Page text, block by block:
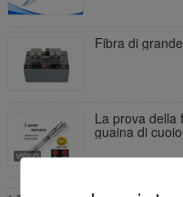
Fibra di
La prova della
guaina di
Ruota di